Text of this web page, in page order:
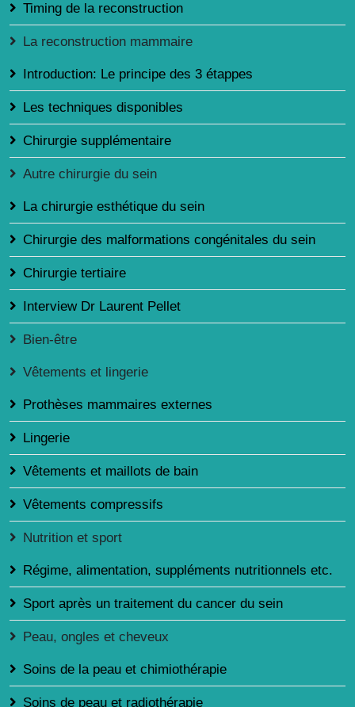
Timing de la reconstruction
La reconstruction mammaire
Introduction: Le principe des 3 étappes
Les techniques disponibles
Chirurgie supplémentaire
Autre chirurgie du sein
La chirurgie esthétique du sein
Chirurgie des malformations congénitales du sein
Chirurgie tertiaire
Interview Dr Laurent Pellet
Bien-être
Vêtements et lingerie
Prothèses mammaires externes
Lingerie
Vêtements et maillots de bain
Vêtements compressifs
Nutrition et sport
Régime, alimentation, suppléments nutritionnels etc.
Sport après un traitement du cancer du sein
Peau, ongles et cheveux
Soins de la peau et chimiothérapie
Soins de peau et radiothérapie